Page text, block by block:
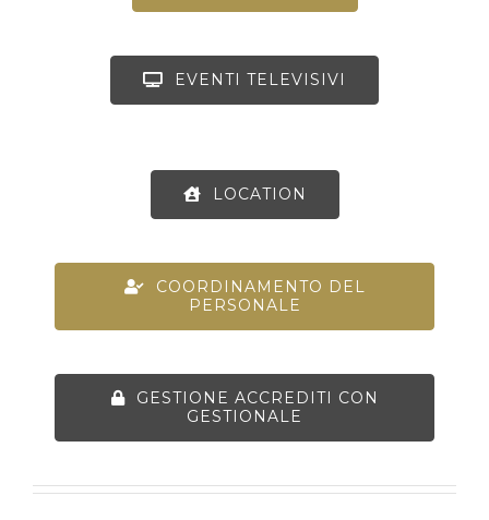
EVENTI TELEVISIVI
LOCATION
COORDINAMENTO DEL
PERSONALE
GESTIONE ACCREDITI CON
GESTIONALE